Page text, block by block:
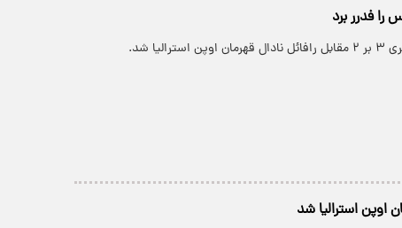
را فدرر برد
شد.
اوپن استرالیا شد